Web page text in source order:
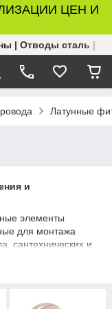
ЦЕН И
| Отводы сталь |
Латунные
и
элементы
для монтажа
сантехнических и